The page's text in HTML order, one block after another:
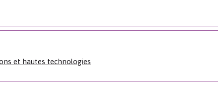
et hautes technologies